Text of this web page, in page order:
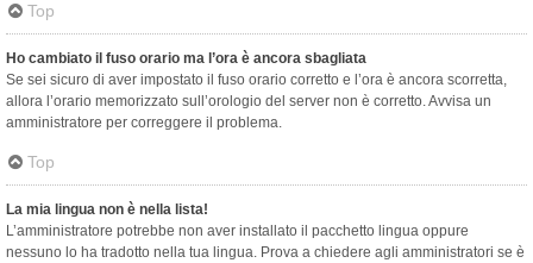
Top
Ho cambiato il fuso orario ma l’ora è ancora sbagliata
Se sei sicuro di aver impostato il fuso orario corretto e l’ora è ancora scorretta,
allora l’orario memorizzato sull’orologio del server non è corretto. Avvisa un
amministratore per correggere il problema.
Top
La mia lingua non è nella lista!
L’amministratore potrebbe non aver installato il pacchetto lingua oppure
nessuno lo ha tradotto nella tua lingua. Prova a chiedere agli amministratori se è